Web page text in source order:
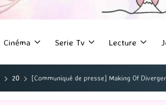
Cinéma Serie Tv Lecture
20 [Communiqué de presse] Making Of